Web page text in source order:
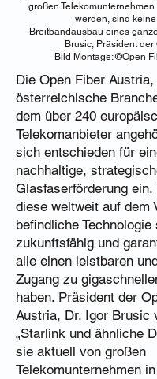
großen
werden, sind
Breitbandausbau eines
Brusic, Präsident
Bild Montage: ©Open
Die Open Fiber Austria,
österreichische
dem über 240
Telekomanbieter
sich entschieden für
nachhaltige,
Glasfaserförderung ein.
diese weltweit auf dem
befindliche
zukunftsfähig und
alle einen leistbaren
Zugang zu
haben. Präsident der
Austria, Dr. Igor Brusic
„Starlink und ähnliche
sie aktuell von großen
Telekomunternehmen